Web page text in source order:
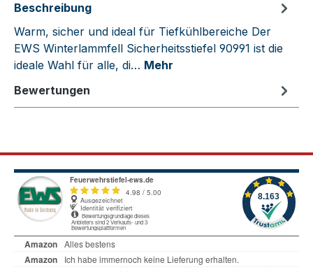
Beschreibung
Warm, sicher und ideal für Tiefkühlbereiche Der
EWS Winterlammfell Sicherheitsstiefel 90991 ist die
ideale Wahl für alle, di… Mehr
Bewertungen